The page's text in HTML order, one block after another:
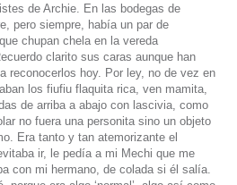
de Archie. En las bodegas de
pero siempre, había un par de
chupan chela en la vereda
clarito sus caras aunque han
reconocerlos hoy. Por ley, no de vez en
los fiufiu flaquita rica, ven mamita,
de arriba a abajo con lascivia, como
no fuera una personita sino un objeto
Era tanto y tan atemorizante el
ir, le pedía a mi Mechi que me
con mi hermano, de colada si él salía.